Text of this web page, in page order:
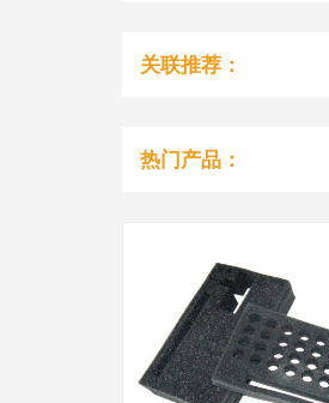
关联推荐：
热门产品：